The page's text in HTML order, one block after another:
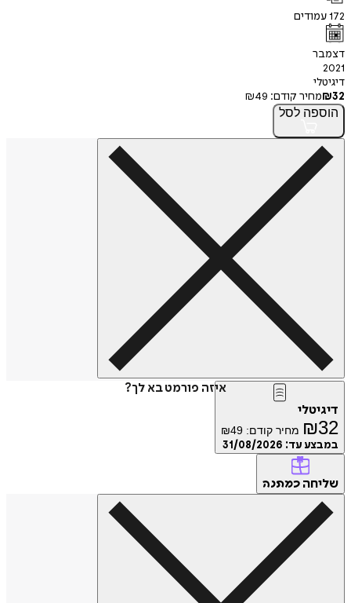
172עמודים
דצמבר
2021
דיגיטלי
₪32 מחיר קודם: ₪49
הוספה לסל
איזה פורמט בא לך?
דיגיטלי
₪32 מחיר קודם: ₪49
במבצע עד: 31/08/2026
שליחה כמתנה